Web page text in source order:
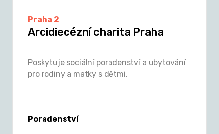
Praha 2
Arcidiecézní charita Praha
Poskytuje sociální poradenství a ubytování
pro rodiny a matky s dětmi.
Poradenství